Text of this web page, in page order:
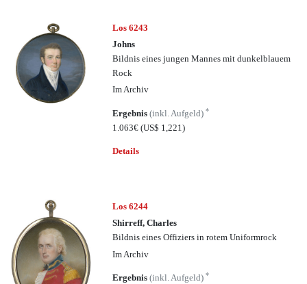
Los 6243
Johns
Bildnis eines jungen Mannes mit dunkelblauem
Rock
Im Archiv
Ergebnis(inkl. Aufgeld)*
1.063€(US$ 1,221)
Details
Los 6244
Shirreff, Charles
Bildnis eines Offiziers in rotem Uniformrock
Im Archiv
Ergebnis(inkl. Aufgeld)*